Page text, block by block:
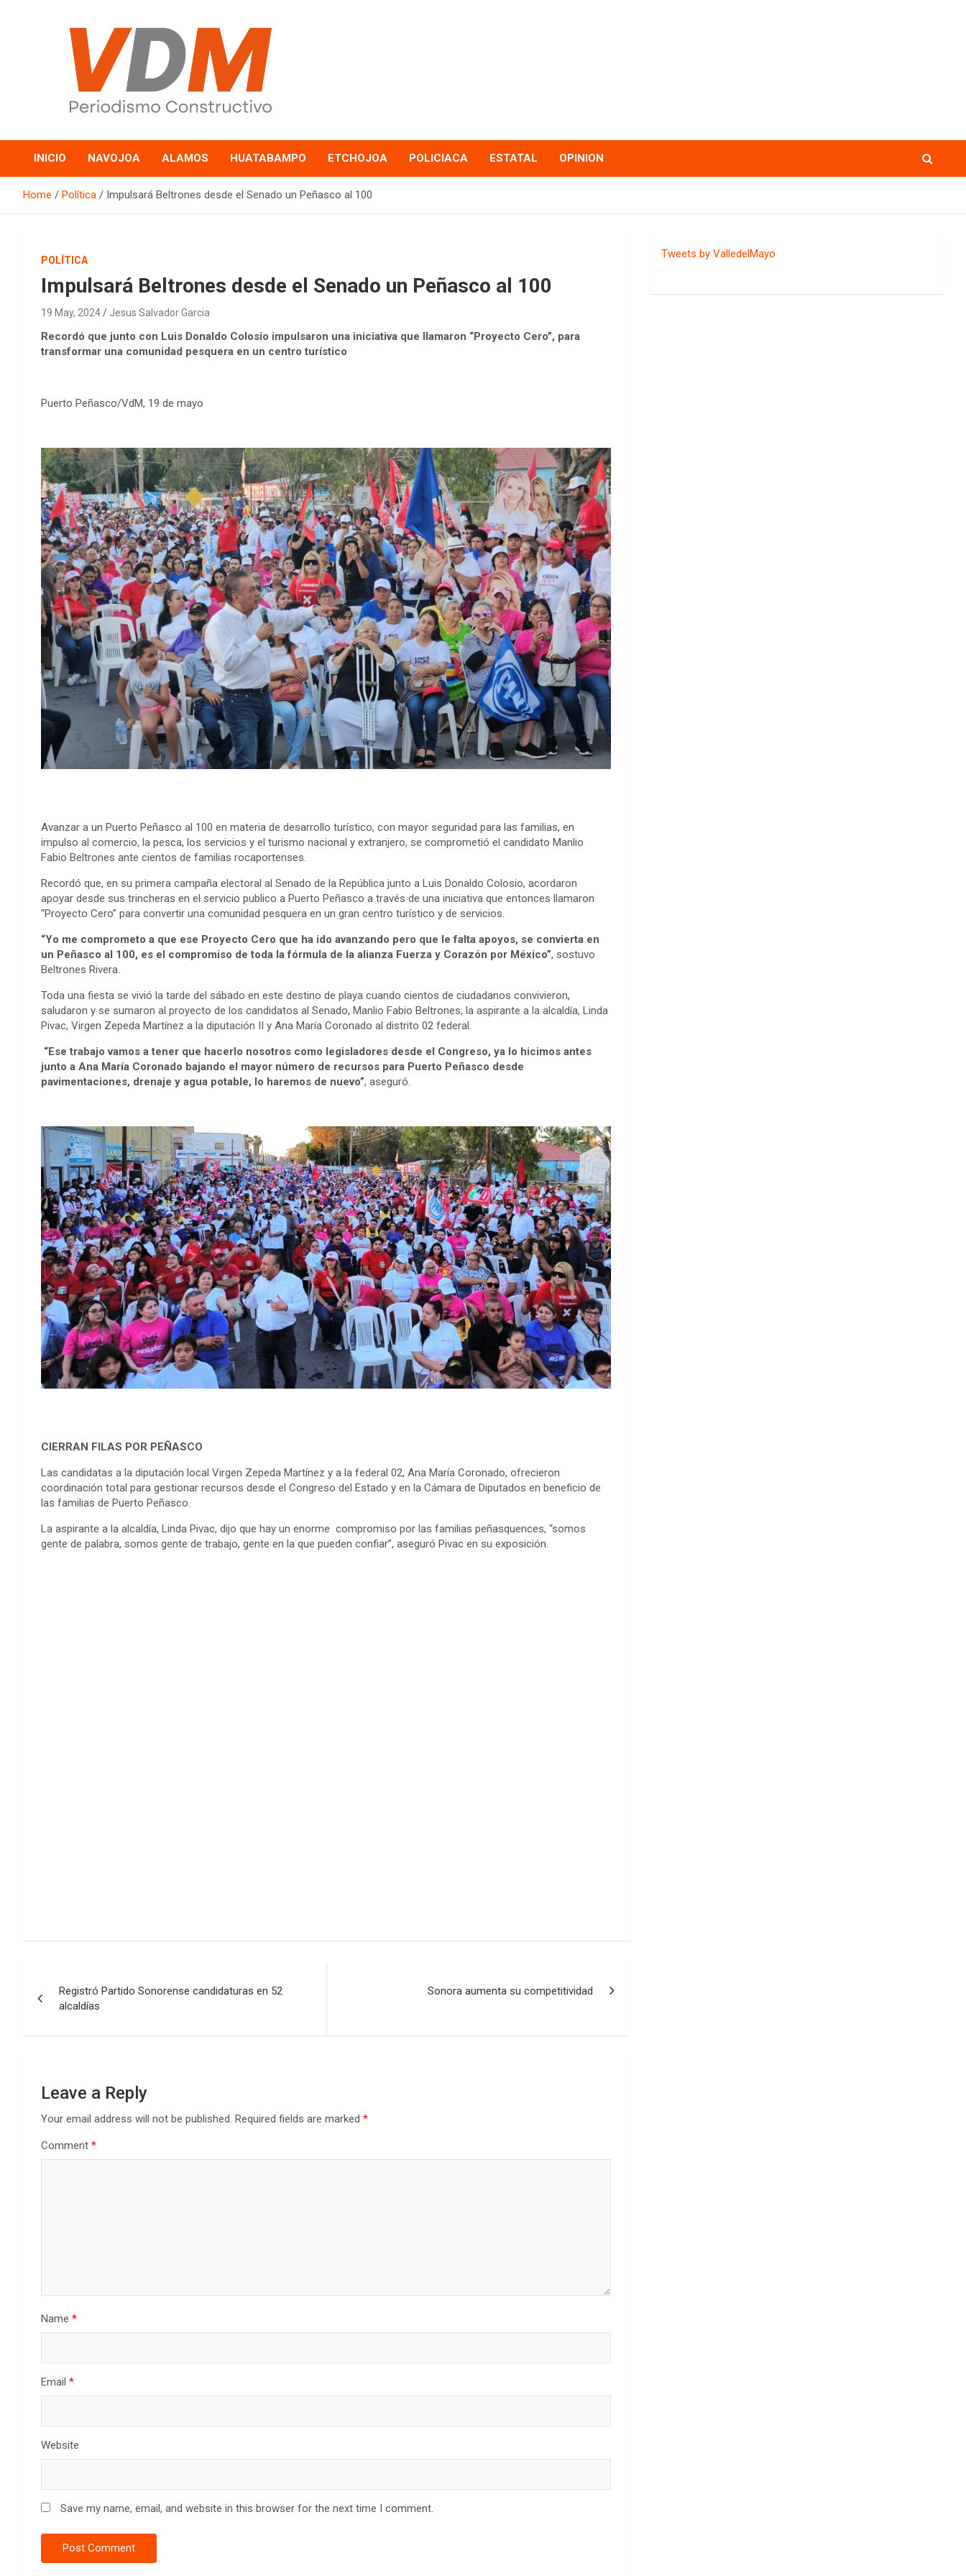
valledelmayo.com
INICIO NAVOJOA ALAMOS HUATABAMPO ETCHOJOA POLICIACA ESTATAL OPINION
Home Política Impulsará Beltrones desde el Senado un Peñasco al 100
POLÍTICA
Impulsará Beltrones desde el Senado un Peñasco al 100
19 May, 2024 Jesus Salvador Garcia
Recordó que junto con Luis Donaldo Colosio impulsaron una iniciativa que llamaron “Proyecto Cero”, para
transformar una comunidad pesquera en un centro turístico
Puerto Peñasco/VdM, 19 de mayo
Avanzar a un Puerto Peñasco al 100 en materia de desarrollo turístico, con mayor seguridad para las familias, en
impulso al comercio, la pesca, los servicios y el turismo nacional y extranjero, se comprometió el candidato Manlio
Fabio Beltrones ante cientos de familias rocaportenses.
Recordó que, en su primera campaña electoral al Senado de la República junto a Luis Donaldo Colosio, acordaron
apoyar desde sus trincheras en el servicio publico a Puerto Peñasco a través de una iniciativa que entonces llamaron
“Proyecto Cero” para convertir una comunidad pesquera en un gran centro turístico y de servicios.
“Yo me comprometo a que ese Proyecto Cero que ha ido avanzando pero que le falta apoyos, se convierta en
un Peñasco al 100, es el compromiso de toda la fórmula de la alianza Fuerza y Corazón por México”, sostuvo
Beltrones Rivera.
Toda una fiesta se vivió la tarde del sábado en este destino de playa cuando cientos de ciudadanos convivieron,
saludaron y se sumaron al proyecto de los candidatos al Senado, Manlio Fabio Beltrones, la aspirante a la alcaldía, Linda
Pivac, Virgen Zepeda Martínez a la diputación II y Ana María Coronado al distrito 02 federal.
“Ese trabajo vamos a tener que hacerlo nosotros como legisladores desde el Congreso, ya lo hicimos antes
junto a Ana María Coronado bajando el mayor número de recursos para Puerto Peñasco desde
pavimentaciones, drenaje y agua potable, lo haremos de nuevo”, aseguró.
CIERRAN FILAS POR PEÑASCO
Las candidatas a la diputación local Virgen Zepeda Martínez y a la federal 02, Ana María Coronado, ofrecieron
coordinación total para gestionar recursos desde el Congreso del Estado y en la Cámara de Diputados en beneficio de
las familias de Puerto Peñasco.
La aspirante a la alcaldía, Linda Pivac, dijo que hay un enorme compromiso por las familias peñasquences, “somos
gente de palabra, somos gente de trabajo, gente en la que pueden confiar”, aseguró Pivac en su exposición.
navigation
Registró Partido Sonorense candidaturas en 52
alcaldías
Sonora aumenta su competitividad
Leave a Reply
Your email address will not be published. Required fields are marked *
Comment *
Name *
Email *
Website
Save my name, email, and website in this browser for the next time I comment.
Tweets by ValledelMayo